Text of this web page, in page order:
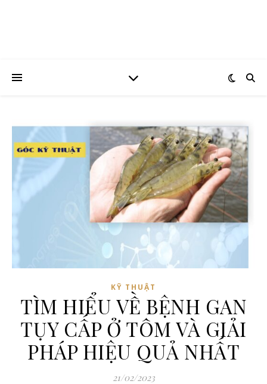
KỸ THUẬT
TÌM HIỂU VỀ BỆNH GAN
TỤY CẤP Ở TÔM VÀ GIẢI
PHÁP HIỆU QUẢ NHẤT
21/02/2023